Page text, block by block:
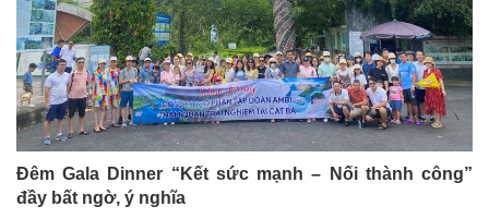
Đêm Gala Dinner “Kết sức mạnh – Nối thành công”
đầy bất ngờ, ý nghĩa